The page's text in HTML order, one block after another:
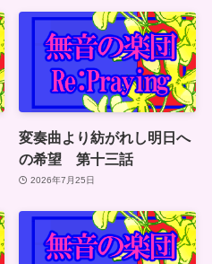
変奏曲より紡がれし明日へ
の希望 第十三話
2026年7月25日